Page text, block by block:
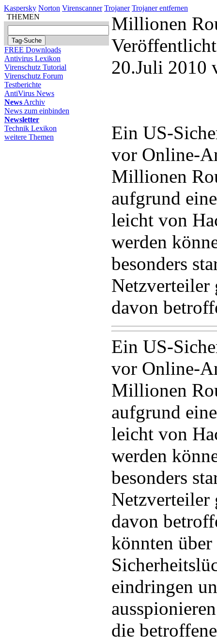
Kaspersky Norton Virenscanner Trojaner Trojaner entfernen
THEMEN
FREE Downloads
Antivirus Lexikon
Virenschutz Tutorial
Virenschutz Forum
Testberichte
AntiVirus News
News Archiv
News zum einbinden
Newsletter
Technik Lexikon
weitere Themen
Millionen
20.Juli 2010
Ein US-
vor Online-
Millionen
aufgrund
leicht von
werden
besonders
Netzverteiler
davon
Ein US-
vor Online-
Millionen
aufgrund
leicht von
werden
besonders
Netzverteiler
davon
könnten über
eindringen
die